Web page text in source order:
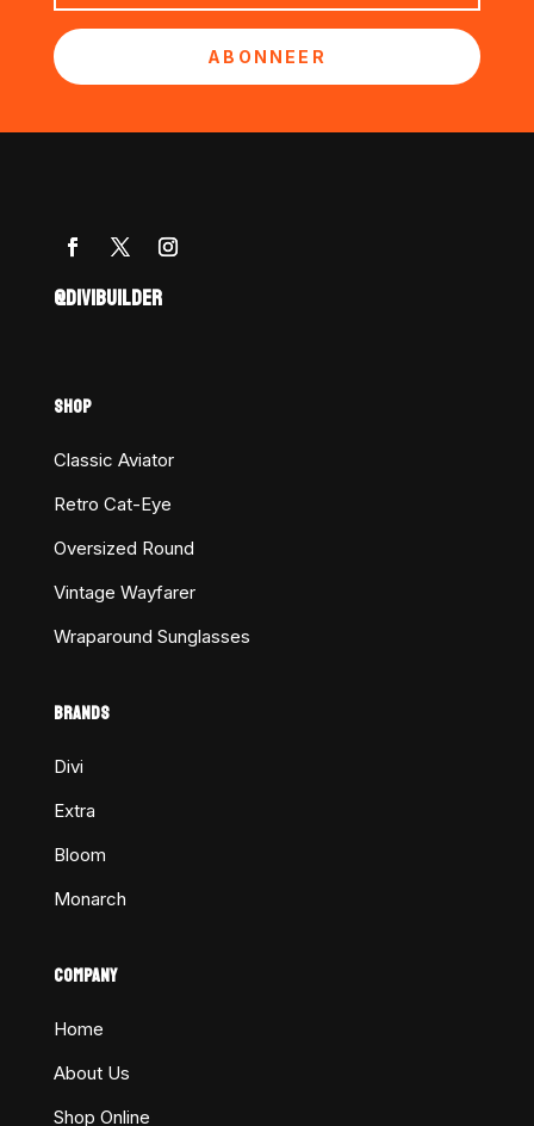
ABONNEER
@DIVIBUILDER
SHOP
Classic Aviator
Retro Cat-Eye
Oversized Round
Vintage Wayfarer
Wraparound Sunglasses
BRANDS
Divi
Extra
Bloom
Monarch
COMPANY
Home
About Us
Shop Online